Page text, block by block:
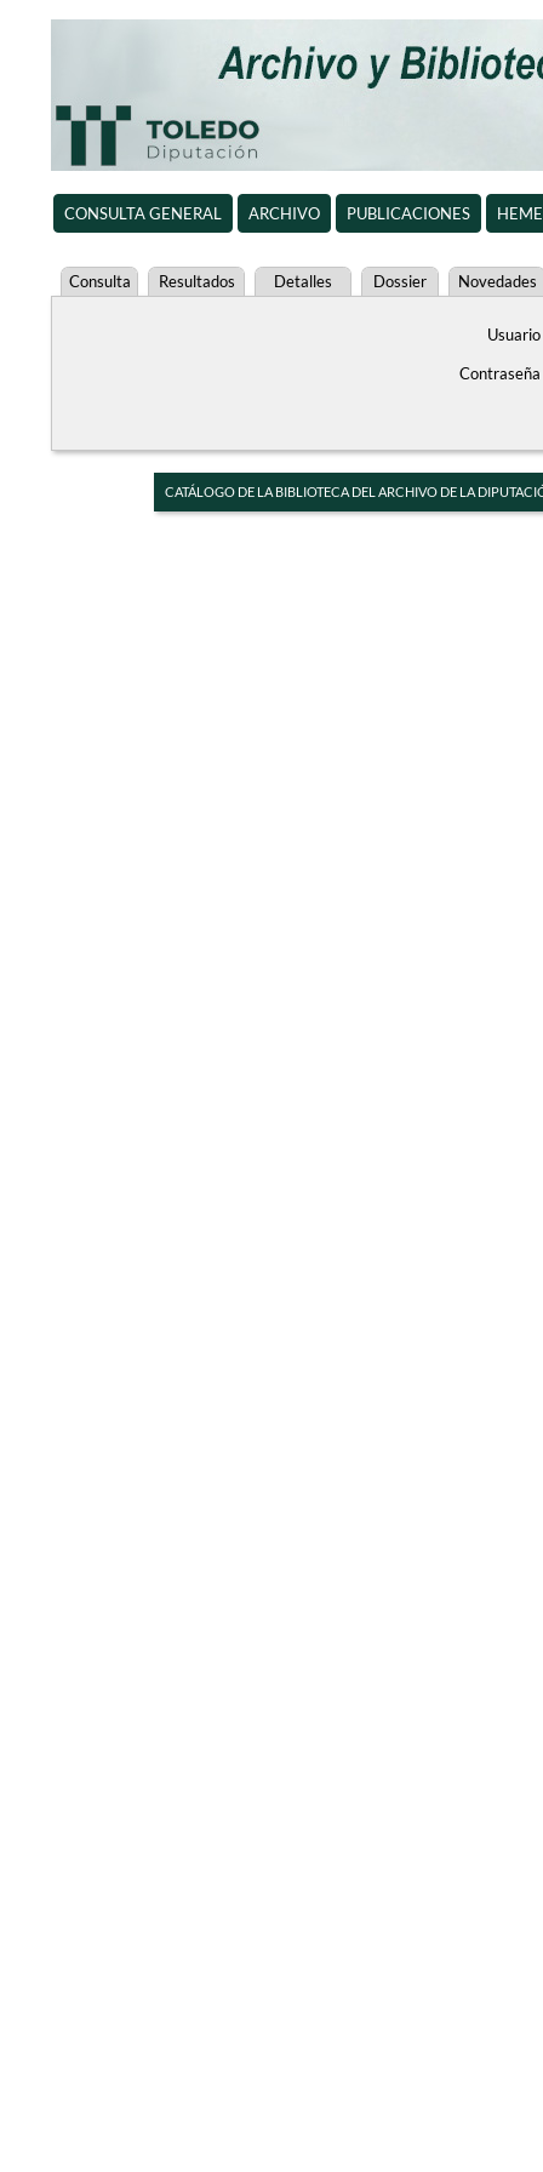
CONSULTA GENERAL ARCHIVO PUBLICACIONES
Consulta Resultados Detalles Dossier Novedades
Usuario
Contraseña
CATÁLOGO DE LA BIBLIOTECA DEL ARCHIVO DE LA